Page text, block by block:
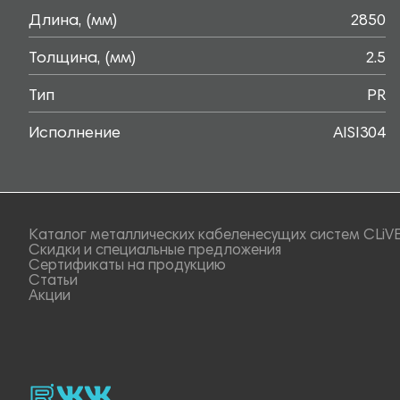
Длина, (мм) 2850
Толщина, (мм) 2.5
Тип PR
Исполнение AISI304
Каталог металлических кабеленесущих систем
Скидки и специальные предложения
Сертификаты на продукцию
Статьи
Акции
rutubevk_video.
Vk.